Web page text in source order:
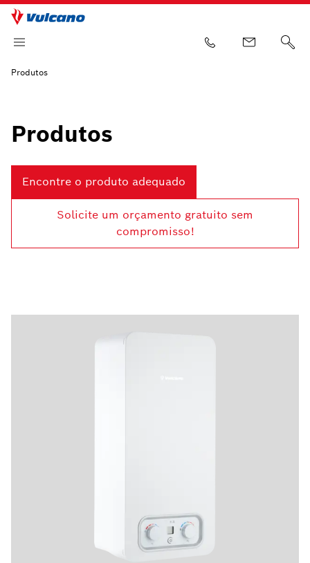
Produtos
Produtos
Encontre o produto adequado
Solicite um orçamento gratuito sem
compromisso!